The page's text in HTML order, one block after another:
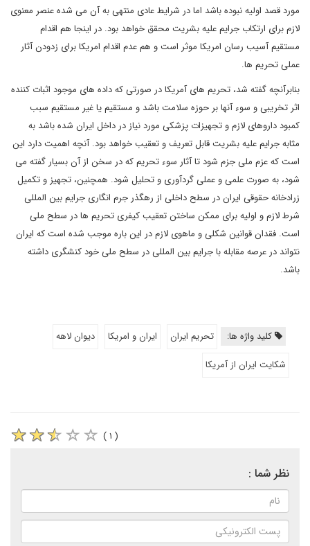
مورد قصد اولیه نبوده باشد اما در شرایط عادی منتهی به آن می شده عنصر معنوی
لازم برای ارتکاب جرایم علیه بشریت محقق خواهد بود. در اینجا هم اقدام
مستقیم آسیب رسان امریکا موثر است و هم عدم اقدام امریکا برای زدودن آثار
عملی تحریم ها.
بنابرآنچه گفته شد، تحریم های آمریکا در صورتی که داده های موجود اثبات کننده
اثر تخریبی و سوء آنها بر حوزه سلامت باشد و مستقیم یا غیر مستقیم سبب
کمبود داروهای لازم و تجهیزات پزشکی مورد نیاز در داخل ایران شده باشد به
مثابه جرایم علیه بشریت قابل تعریف و تعقیب خواهد بود. آنچه اهمیت دارد این
است که عزم ملی جزم شود تا آثار سوء تحریم که در سخن از آن بسیار گفته می
شود، به صورت علمی و عملی گردآوری و تحلیل شود. همچنین، تجهیز و تکمیل
زرادخانه حقوقی ایران در سطح داخلی از رهگذر جرم انگاری جرایم بین المللی
شرط لازم و اولیه برای ممکن ساختن تعقیب کیفری تحریم ها در سطح ملی
است. فقدان قوانین شکلی و ماهوی لازم در این باره موجب شده است که ایران
نتواند در عرصه مقابله با جرایم بین المللی در سطح ملی خود کنشگری داشته
باشد.
کلید واژه ها: تحریم ایران ایران و امریکا
دیوان لاهه
شکایت ایران از آمریکا
( ۱ )
نظر شما :